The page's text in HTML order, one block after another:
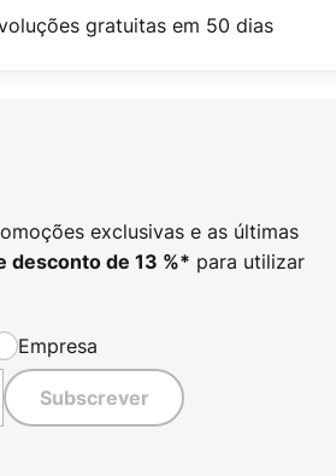
gratuitas em 50 dias
exclusivas e as últimas
desconto de 13 %* para utilizar
Empresa
Subscrever